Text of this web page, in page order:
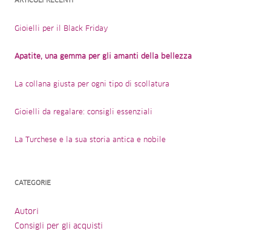
Gioielli per il Black Friday
Apatite, una gemma per gli amanti della bellezza
La collana giusta per ogni tipo di scollatura
Gioielli da regalare: consigli essenziali
La Turchese e la sua storia antica e nobile
CATEGORIE
Autori
Consigli per gli acquisti